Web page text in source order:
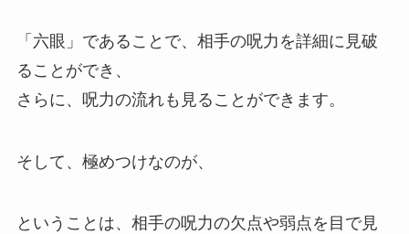
「六眼」であることで、相手の呪力を詳細に見破
ることができ、
さらに、呪力の流れも見ることができます。
そして、極めつけなのが、
ということは、相手の呪力の欠点や弱点を目で見